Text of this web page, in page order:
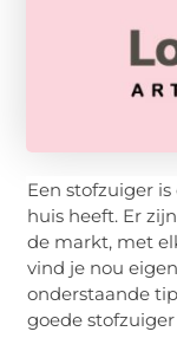
Een stofzuiger
huis heeft. Er
de markt, met
vind je nou
onderstaande
goede